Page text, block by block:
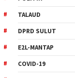
TALAUD
DPRD SULUT
E2L-MANTAP
COVID-19